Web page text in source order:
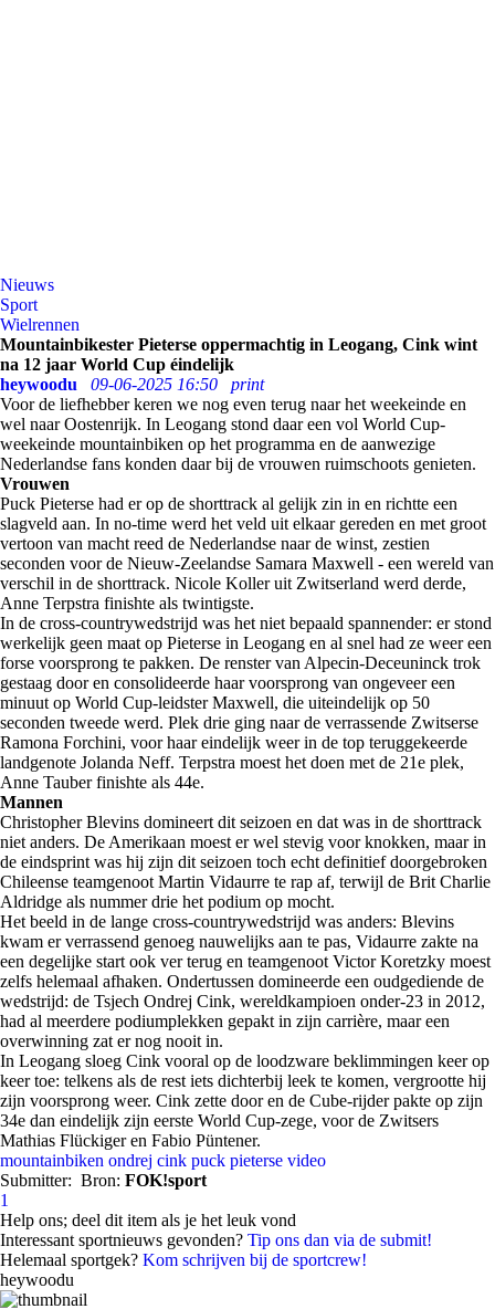
Nieuws
Sport
Wielrennen
Mountainbikester Pieterse oppermachtig in Leogang, Cink wint
na 12 jaar World Cup éindelijk
heywoodu
09-06-2025 16:50
print
Voor de liefhebber keren we nog even terug naar het weekeinde en
wel naar Oostenrijk. In Leogang stond daar een vol World Cup-
weekeinde mountainbiken op het programma en de aanwezige
Nederlandse fans konden daar bij de vrouwen ruimschoots genieten.
Vrouwen
Puck Pieterse had er op de shorttrack al gelijk zin in en richtte een
slagveld aan. In no-time werd het veld uit elkaar gereden en met groot
vertoon van macht reed de Nederlandse naar de winst, zestien
seconden voor de Nieuw-Zeelandse Samara Maxwell - een wereld van
verschil in de shorttrack. Nicole Koller uit Zwitserland werd derde,
Anne Terpstra finishte als twintigste.
In de cross-countrywedstrijd was het niet bepaald spannender: er stond
werkelijk geen maat op Pieterse in Leogang en al snel had ze weer een
forse voorsprong te pakken. De renster van Alpecin-Deceuninck trok
gestaag door en consolideerde haar voorsprong van ongeveer een
minuut op World Cup-leidster Maxwell, die uiteindelijk op 50
seconden tweede werd. Plek drie ging naar de verrassende Zwitserse
Ramona Forchini, voor haar eindelijk weer in de top teruggekeerde
landgenote Jolanda Neff. Terpstra moest het doen met de 21e plek,
Anne Tauber finishte als 44e.
Mannen
Christopher Blevins domineert dit seizoen en dat was in de shorttrack
niet anders. De Amerikaan moest er wel stevig voor knokken, maar in
de eindsprint was hij zijn dit seizoen toch echt definitief doorgebroken
Chileense teamgenoot Martin Vidaurre te rap af, terwijl de Brit Charlie
Aldridge als nummer drie het podium op mocht.
Het beeld in de lange cross-countrywedstrijd was anders: Blevins
kwam er verrassend genoeg nauwelijks aan te pas, Vidaurre zakte na
een degelijke start ook ver terug en teamgenoot Victor Koretzky moest
zelfs helemaal afhaken. Ondertussen domineerde een oudgediende de
wedstrijd: de Tsjech Ondrej Cink, wereldkampioen onder-23 in 2012,
had al meerdere podiumplekken gepakt in zijn carrière, maar een
overwinning zat er nog nooit in.
In Leogang sloeg Cink vooral op de loodzware beklimmingen keer op
keer toe: telkens als de rest iets dichterbij leek te komen, vergrootte hij
zijn voorsprong weer. Cink zette door en de Cube-rijder pakte op zijn
34e dan eindelijk zijn eerste World Cup-zege, voor de Zwitsers
Mathias Flückiger en Fabio Püntener.
mountainbiken ondrej cink puck pieterse video
Submitter: Bron: FOK!sport
1
Help ons; deel dit item als je het leuk vond
Interessant sportnieuws gevonden? Tip ons dan via de submit!
Helemaal sportgek? Kom schrijven bij de sportcrew!
heywoodu